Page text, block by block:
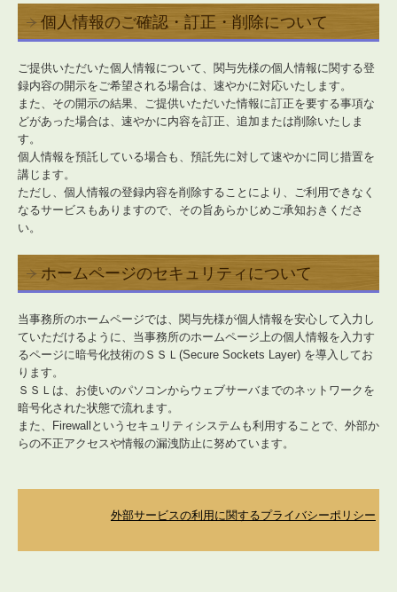
事務所ライブラリ
セミナー案内
リンク集
個人情報のご確認・訂正・削除について
ご提供いただいた個人情報について、関与先様の個人情報に関する登
録内容の開示をご希望される場合は、速やかに対応いたします。
また、その開示の結果、ご提供いただいた情報に訂正を要する事項な
どがあった場合は、速やかに内容を訂正、追加または削除いたしま
す。
個人情報を預託している場合も、預託先に対して速やかに同じ措置を
講じます。
ただし、個人情報の登録内容を削除することにより、ご利用できなく
なるサービスもありますので、その旨あらかじめご承知おきくださ
い。
ホームページのセキュリティについて
当事務所のホームページでは、関与先様が個人情報を安心して入力し
ていただけるように、当事務所のホームページ上の個人情報を入力す
るページに暗号化技術のＳＳＬ(Secure Sockets Layer) を導入してお
ります。
ＳＳＬは、お使いのパソコンからウェブサーバまでのネットワークを
暗号化された状態で流れます。
また、Firewallというセキュリティシステムも利用することで、外部か
らの不正アクセスや情報の漏洩防止に努めています。
外部サービスの利用に関するプライバシーポリシー